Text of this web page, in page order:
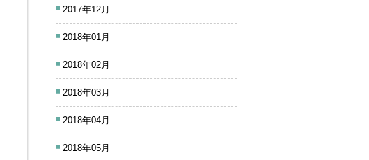
2017年12月
2018年01月
2018年02月
2018年03月
2018年04月
2018年05月